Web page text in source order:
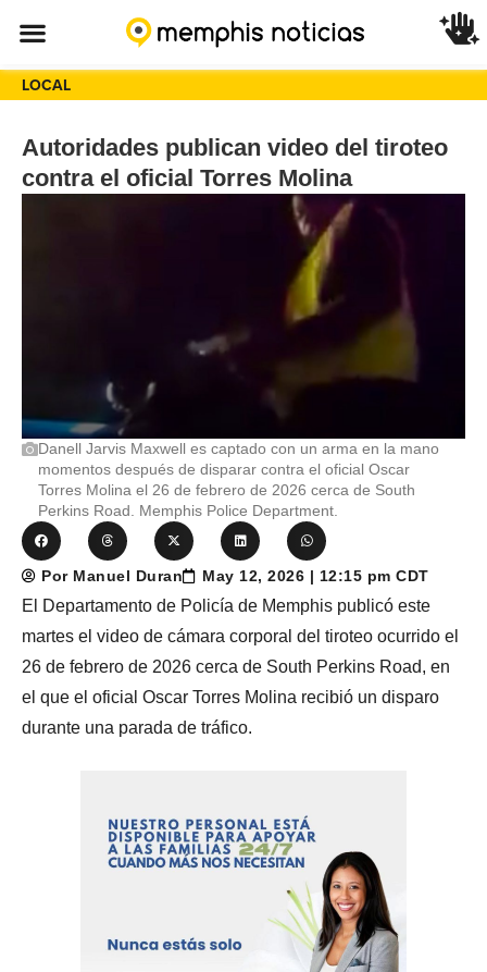
LOCAL
Autoridades publican video del tiroteo
contra el oficial Torres Molina
Danell Jarvis Maxwell es captado con un arma en la mano
momentos después de disparar contra el oficial Oscar
Torres Molina el 26 de febrero de 2026 cerca de South
Perkins Road. Memphis Police Department.
Por Manuel Duran May 12, 2026 | 12:15 pm CDT
El Departamento de Policía de Memphis publicó este
martes el video de cámara corporal del tiroteo ocurrido el
26 de febrero de 2026 cerca de South Perkins Road, en
el que el oficial Oscar Torres Molina recibió un disparo
durante una parada de tráfico.